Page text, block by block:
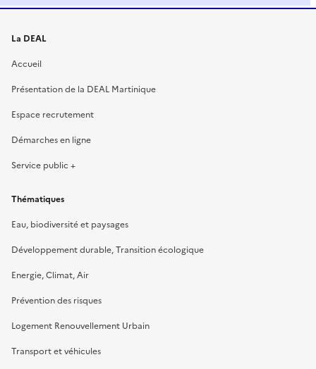
La DEAL
Accueil
Présentation de la DEAL Martinique
Espace recrutement
Démarches en ligne
Service public +
Thématiques
Eau, biodiversité et paysages
Développement durable, Transition écologique
Energie, Climat, Air
Prévention des risques
Logement Renouvellement Urbain
Transport et véhicules